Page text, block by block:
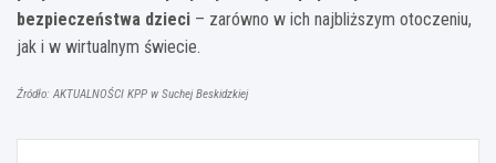
bezpieczeństwa dzieci – zarówno w ich najbliższym otoczeniu,
jak i w wirtualnym świecie.
Źródło: AKTUALNOŚCI KPP w Suchej Beskidzkiej